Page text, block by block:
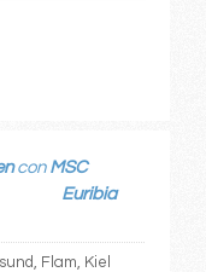
con MSC
Euribia
Flam, Kiel